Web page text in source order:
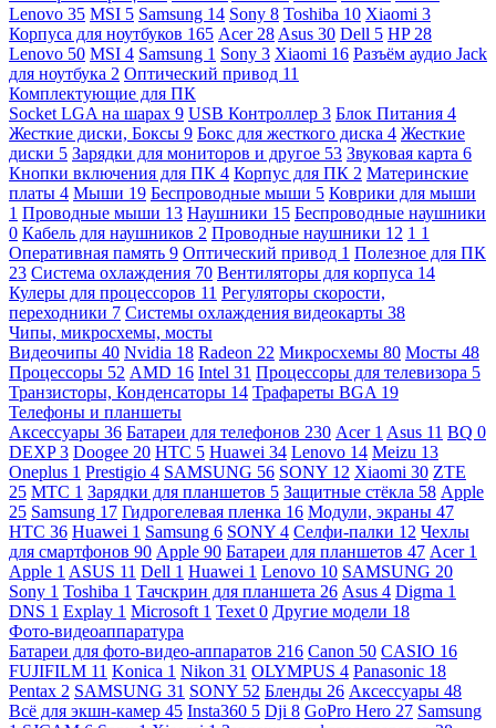
Lenovo 35 MSI 5 Samsung 14 Sony 8 Toshiba 10 Xiaomi 3
Корпуса для ноутбуков 165 Acer 28 Asus 30 Dell 5 HP 28
Lenovo 50 MSI 4 Samsung 1 Sony 3 Xiaomi 16 Разъём аудио Jack
для ноутбука 2 Оптический привод 11
Комплектующие для ПК
Socket LGA на шарах 9 USB Контроллер 3 Блок Питания 4
Жесткие диски, Боксы 9 Бокс для жесткого диска 4 Жесткие
диски 5 Зарядки для мониторов и другое 53 Звуковая карта 6
Кнопки включения для ПК 4 Корпус для ПК 2 Материнские
платы 4 Мыши 19 Беспроводные мыши 5 Коврики для мыши
1 Проводные мыши 13 Наушники 15 Беспроводные наушники
0 Кабель для наушников 2 Проводные наушники 12 1 1
Оперативная память 9 Оптический привод 1 Полезное для ПК
23 Система охлаждения 70 Вентиляторы для корпуса 14
Кулеры для процессоров 11 Регуляторы скорости,
переходники 7 Системы охлаждения видеокарты 38
Чипы, микросхемы, мосты
Видеочипы 40 Nvidia 18 Radeon 22 Микросхемы 80 Мосты 48
Процессоры 52 AMD 16 Intel 31 Процессоры для телевизора 5
Транзисторы, Конденсаторы 14 Трафареты BGA 19
Телефоны и планшеты
Аксессуары 36 Батареи для телефонов 230 Acer 1 Asus 11 BQ 0
DEXP3 Doogee 20 HTC 5 Huawei 34 Lenovo 14 Meizu 13
Oneplus 1 Prestigio 4 SAMSUNG 56 SONY 12 Xiaomi 30 ZTE
25 МТС 1 Зарядки для планшетов 5 Защитные стёкла 58 Apple
25 Samsung 17 Гидрогелевая пленка 16 Модули, экраны 47
HTC 36 Huawei 1 Samsung 6 SONY 4 Селфи-палки 12 Чехлы
для смартфонов 90 Apple 90 Батареи для планшетов 47 Acer 1
Apple 1 ASUS 11 Dell 1 Huawei 1 Lenovo 10 SAMSUNG 20
Sony 1 Toshiba 1 Тачскрин для планшета 26 Asus 4 Digma 1
DNS 1 Explay 1 Microsoft 1 Texet 0 Другие модели 18
Фото-видеоаппаратура
Батареи для фото-видео-аппаратов 216 Canon 50 CASIO 16
FUJIFILM 11 Konica 1 Nikon 31 OLYMPUS 4 Panasonic 18
Pentax 2 SAMSUNG 31 SONY 52 Бленды 26 Аксессуары 48
Всё для экшн-камер 45 Insta360 5 Dji 8 GoPro Hero 27 Samsung